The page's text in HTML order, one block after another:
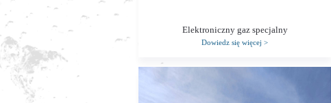
Elektroniczny gaz specjalny
Dowiedz się więcej>